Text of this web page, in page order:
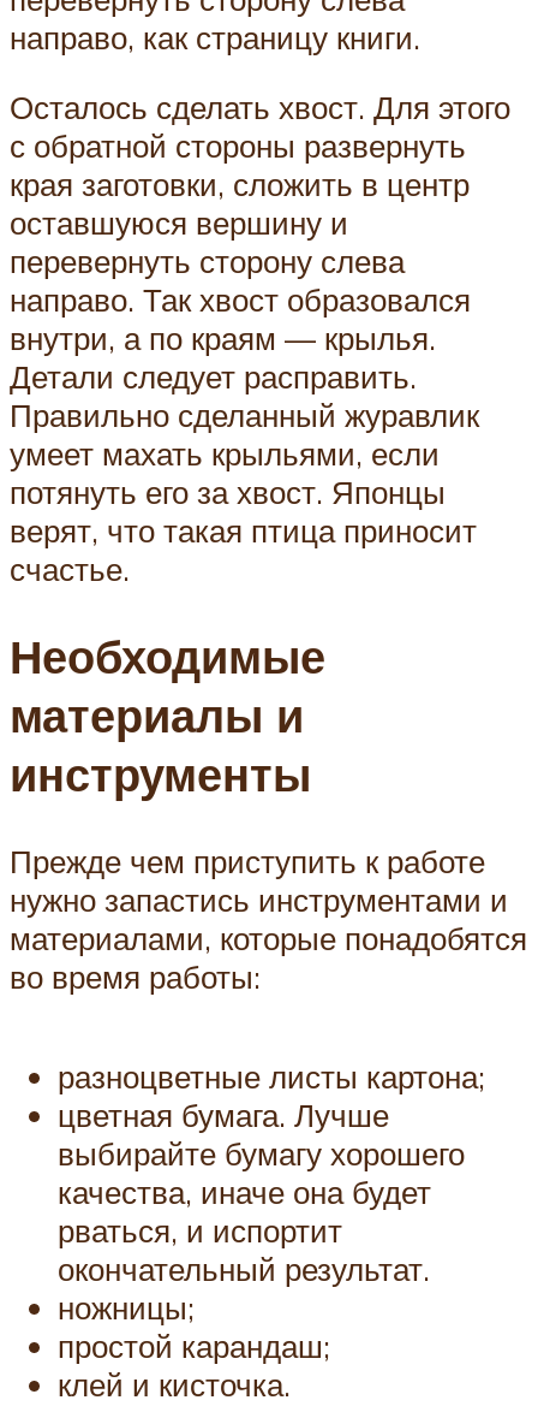
направо, как страницу книги.
Осталось сделать хвост. Для этого
с обратной стороны развернуть
края заготовки, сложить в центр
оставшуюся вершину и
перевернуть сторону слева
направо. Так хвост образовался
внутри, а по краям — крылья.
Детали следует расправить.
Правильно сделанный журавлик
умеет махать крыльями, если
потянуть его за хвост. Японцы
верят, что такая птица приносит
счастье.
Необходимые
материалы и
инструменты
Прежде чем приступить к работе
нужно запастись инструментами и
материалами, которые понадобятся
во время работы:
разноцветные листы картона;
цветная бумага. Лучше
выбирайте бумагу хорошего
качества, иначе она будет
рваться, и испортит
окончательный результат.
ножницы;
простой карандаш;
клей и кисточка.